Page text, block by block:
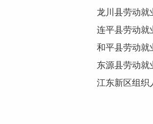
龙川县劳动就
连平县劳动就
和平县劳动就
东源县劳动就
江东新区组织